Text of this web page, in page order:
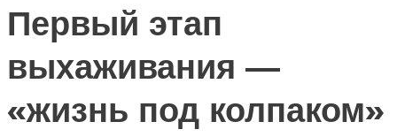
Первый этап
выхаживания —
«жизнь под колпаком»